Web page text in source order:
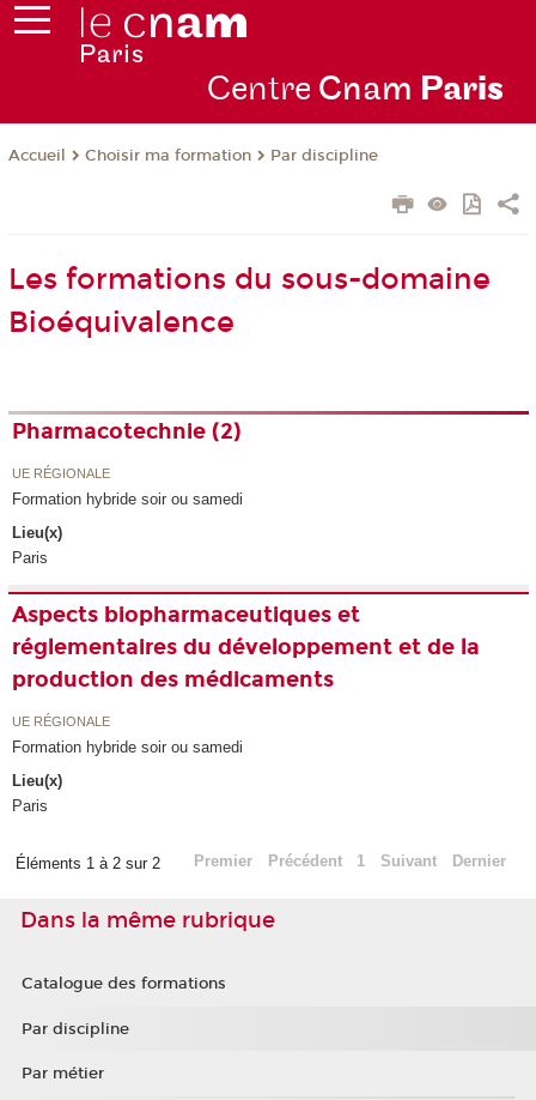
Centre Cnam Paris
Accueil Choisir ma formation Par discipline
Les formations du sous-domaine
Bioéquivalence
Pharmacotechnie (2)
UE RÉGIONALE
Formation hybride soir ou samedi
Lieu(x)
Paris
Aspects biopharmaceutiques et
réglementaires du développement et de la
production des médicaments
UE RÉGIONALE
Formation hybride soir ou samedi
Lieu(x)
Paris
Éléments 1 à 2 sur 2 Premier Précédent 1 Suivant Dernier
Dans la même rubrique
Catalogue des formations
Par discipline
Par métier